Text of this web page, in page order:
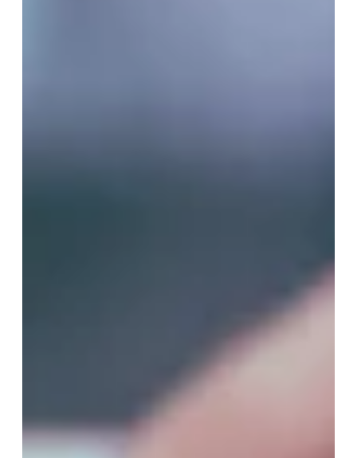
Oui, je souhaite être alerté(e) des